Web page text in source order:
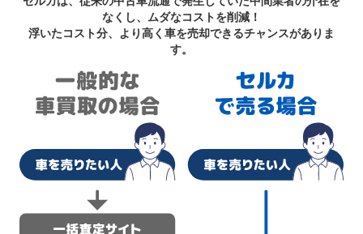
なくし、ムダなコストを削減！
浮いたコスト分、より高く車を売却できるチャンスがありま
す。